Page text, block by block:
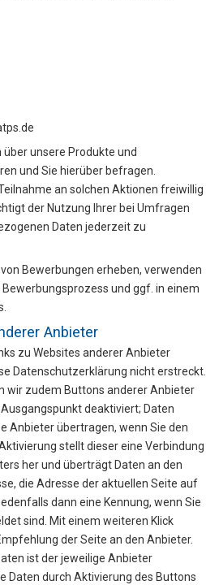
unsere Produkte und
und Sie hierüber befragen.
an solchen Aktionen freiwillig
der Nutzung Ihrer bei Umfragen
Daten jederzeit zu
Bewerbungen erheben, verwenden
und ggf. in einem
Anbieter
zu Websites anderer Anbieter
Datenschutzerklärung nicht erstreckt.
wir zudem Buttons anderer Anbieter
deaktiviert; Daten
Anbieter übertragen, wenn Sie den
stellt dieser eine Verbindung
her und überträgt Daten an den
die Adresse der aktuellen Seite auf
dann eine Kennung, wenn Sie
sind. Mit einem weiteren Klick
der Seite an den Anbieter.
ist der jeweilige Anbieter
Daten durch Aktivierung des Buttons